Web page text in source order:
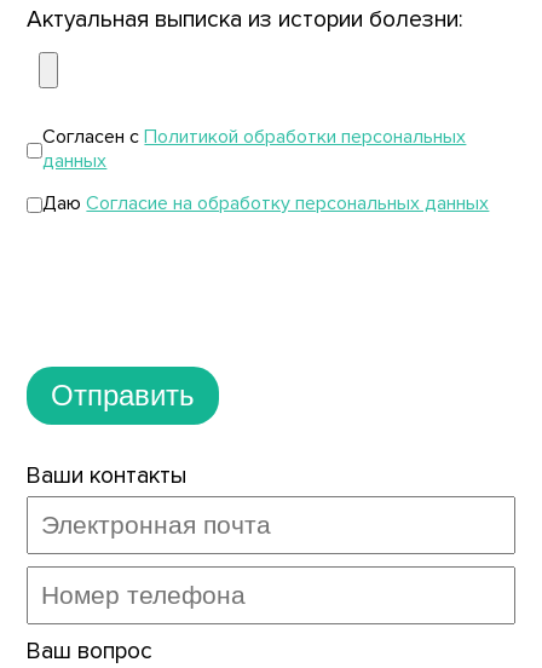
Актуальная выписка из истории болезни:
Согласен сПолитикой обработки персональных
данных
ДаюСогласие на обработку персональных данных
Отправить
Ваши контакты
Ваш вопрос